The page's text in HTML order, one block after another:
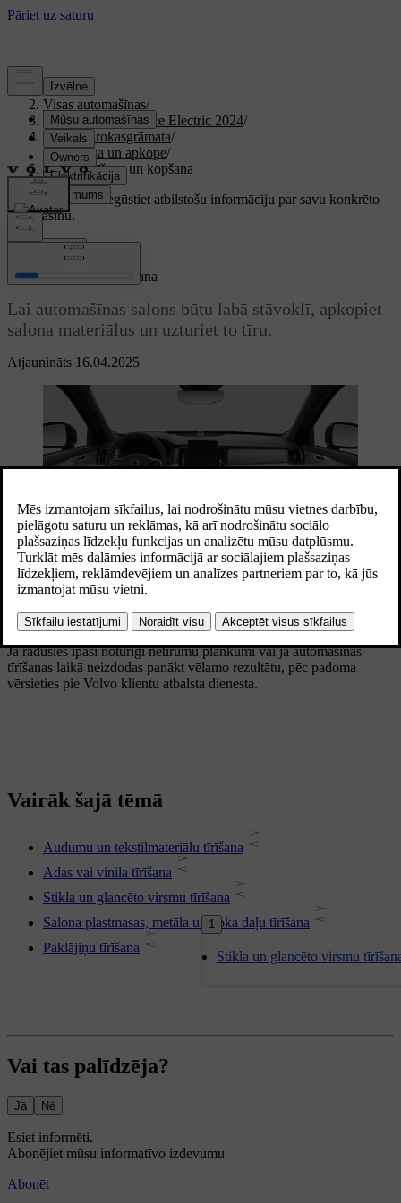
Atbalsts
Visas automašīnas/
XC40 Recharge Pure Electric 2024/
Lietotāja rokasgrāmata/
Kopšana un apkope/
Salona tīrīšana un kopšana
Pielāgots atbalsts Iegūstiet atbilstošu informāciju par savu konkrēto
automašīnu.
Pierakstīties
Atjaunināts 16.04.2025
Salona tīrīšana un kopšana
Lai automašīnas salons būtu labā stāvoklī, apkopiet
salona materiālus un uzturiet to tīru.
1
Stikla un glancēto virsmu
Lai uzturētu kārtību automašīnā, izmantojiet pasažieru salona
glabāšanas nodalījumus un krūzīšu turētājus. Lai novērstu paliekošu
traipu veidošanos, vienmēr notīriet traipus un netīrumus, tiklīdz tos
pamanāt.
Ja radušies īpaši noturīgi netīrumu plankumi vai ja automašīnas
tīrīšanas laikā neizdodas panākt vēlamo rezultātu, pēc padoma
vērsieties pie Volvo klientu atbalsta dienesta.
Vairāk šajā tēmā
Audumu un tekstilmateriālu tīrīšana
Ādas vai vinila tīrīšana
Stikla un glancēto virsmu tīrīšana
Salona plastmasas, metāla un koka daļu tīrīšana
Paklājiņu tīrīšana
Vai tas palīdzēja?
Jā Nē